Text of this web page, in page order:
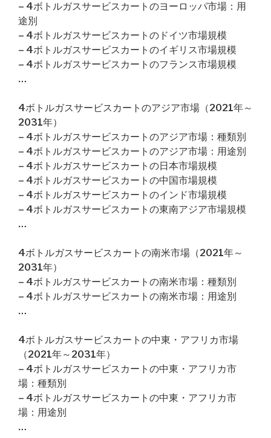
– 4ボトルガスサービスカートのヨーロッパ市場：用
途別
– 4ボトルガスサービスカートのドイツ市場規模
– 4ボトルガスサービスカートのイギリス市場規模
– 4ボトルガスサービスカートのフランス市場規模
…
4ボトルガスサービスカートのアジア市場（2021年～
2031年）
– 4ボトルガスサービスカートのアジア市場：種類別
– 4ボトルガスサービスカートのアジア市場：用途別
– 4ボトルガスサービスカートの日本市場規模
– 4ボトルガスサービスカートの中国市場規模
– 4ボトルガスサービスカートのインド市場規模
– 4ボトルガスサービスカートの東南アジア市場規模
…
4ボトルガスサービスカートの南米市場（2021年～
2031年）
– 4ボトルガスサービスカートの南米市場：種類別
– 4ボトルガスサービスカートの南米市場：用途別
…
4ボトルガスサービスカートの中東・アフリカ市場
（2021年～2031年）
– 4ボトルガスサービスカートの中東・アフリカ市
場：種類別
– 4ボトルガスサービスカートの中東・アフリカ市
場：用途別
…